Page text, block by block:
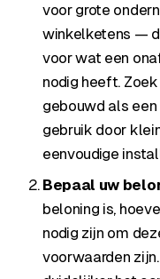
voor grote
winkelketens —
voor wat een
nodig heeft.
gebouwd als
gebruik door
eenvoudige
Bepaal uw
beloning is,
nodig zijn om
voorwaarden